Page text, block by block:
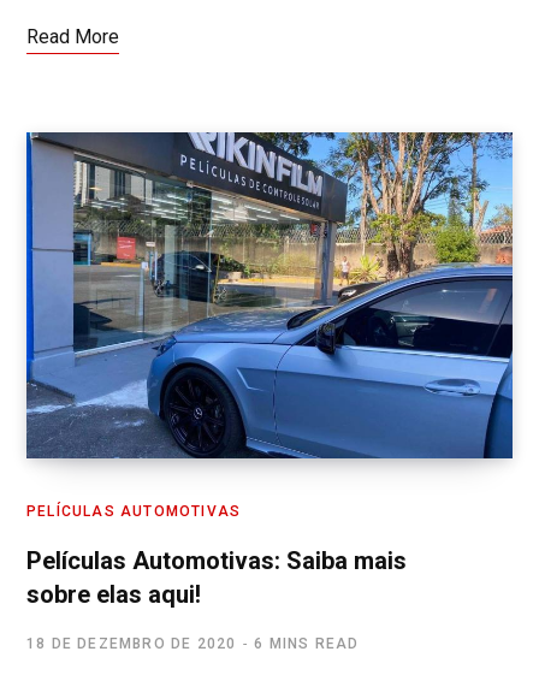
Read More
PELÍCULAS AUTOMOTIVAS
Películas Automotivas: Saiba mais
sobre elas aqui!
18 DE DEZEMBRO DE 2020 6 MINS READ